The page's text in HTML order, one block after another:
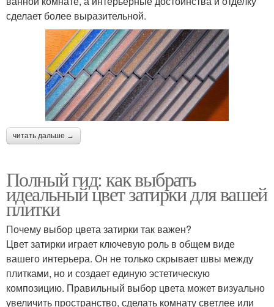
сделает более выразительной.
читать дальше →
Полный гид: как выбрать
идеальный цвет затирки для вашей
плитки
Почему выбор цвета затирки так важен?
Цвет затирки играет ключевую роль в общем виде
вашего интерьера. Он не только скрывает швы между
плитками, но и создает единую эстетическую
композицию. Правильный выбор цвета может визуально
увеличить пространство, сделать комнату светлее или